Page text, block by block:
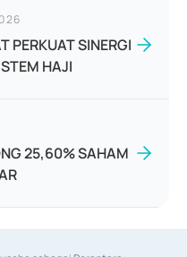
PERKUAT SINERGI
HAJI
25,60% SAHAM